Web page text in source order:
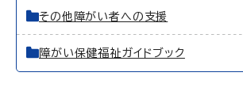
その他障がい者への支援
障がい保健福祉ガイドブック